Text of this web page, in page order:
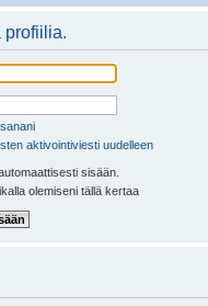
profiilia.
aktivointiviesti uudelleen
sisään.
olemiseni tällä kertaa